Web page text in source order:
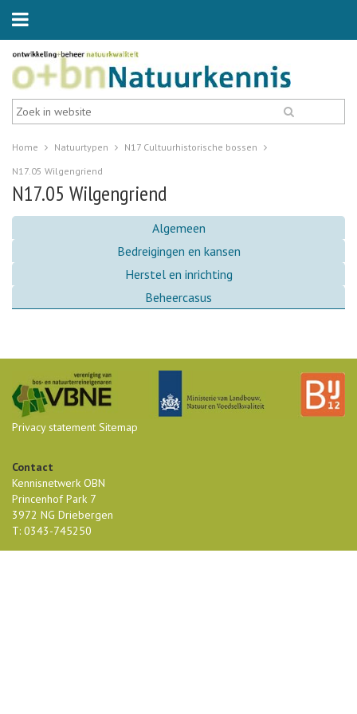
Home Natuurtypen
N17 Cultuurhistorische bossen
N17.05 Wilgengriend
N17.05 Wilgengriend
Algemeen
Bedreigingen en kansen
Herstel en inrichting
Beheercasus
Privacy statement Sitemap
Contact
Kennisnetwerk OBN
Princenhof Park 7
3972 NG Driebergen
T: 0343-745250